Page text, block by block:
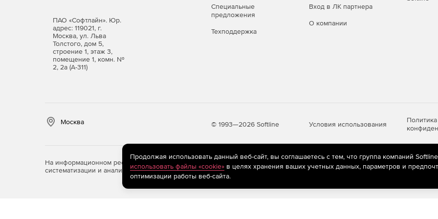
ПАО «Софтлайн». Юр.
адрес: 119021, г.
Москва, ул. Льва
Толстого, дом 5,
строение 1, этаж 3,
помещение 1, комн. №
2, 2а (А-311)
Специальные
предложения
Техподдержка
Вход в ЛК партнера
О компании
Москва © 1993—2026 Softline Условия использования
Политика
На информационном ресурсе store.softline.ru применяются рекомендательные технологии
(информационные
систематизации и анализа сведений, относящихся к предпочтениям пользователей сети «Интернет», находящихся на
Продолжая использовать данный веб-сайт, вы соглашаетесь с тем, что группа компаний
использовать файлы «cookie»в целях хранения ваших учетных данных, параметров и
оптимизации работы веб-сайта.